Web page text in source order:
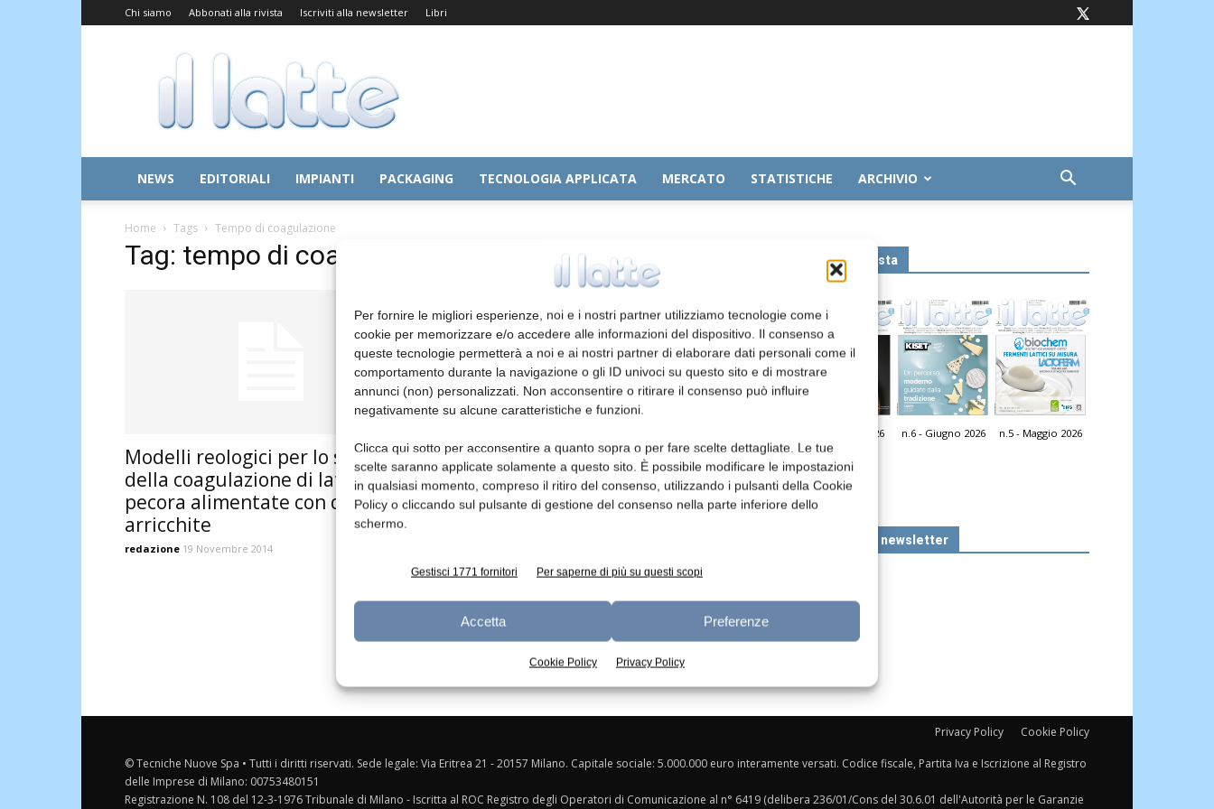
Per fornire le migliori esperienze, noi e i nostri partner utilizziamo tecnologie come i
cookie per memorizzare e/o accedere alle informazioni del dispositivo. Il consenso a
queste tecnologie permetterà a noi e ai nostri partner di elaborare dati personali come il
comportamento durante la navigazione o gli ID univoci su questo sito e di mostrare
annunci (non) personalizzati. Non acconsentire o ritirare il consenso può influire
negativamente su alcune caratteristiche e funzioni.
Clicca qui sotto per acconsentire a quanto sopra o per fare scelte dettagliate. Le tue
scelte saranno applicate solamente a questo sito. È possibile modificare le impostazioni
in qualsiasi momento, compreso il ritiro del consenso, utilizzando i pulsanti della Cookie
Policy o cliccando sul pulsante di gestione del consenso nella parte inferiore dello
schermo.
Gestisci 1771 fornitori Per saperne di più su questi scopi
Accetta Preferenze
Cookie Policy Privacy Policy
Chi siamo Abbonati alla rivista Iscriviti alla newsletter Libri
Il
Latte
NEWS EDITORIALI IMPIANTI PACKAGING TECNOLOGIA APPLICATA MERCATO STATISTICHE ARCHIVIO
Home Tags Tempo di coagulazione
Tag: tempo di coagulazione
Modelli reologici per lo studio
della coagulazione di latte di
pecora alimentate con diete
arricchite
redazione 19 Novembre 2014
Leggi la rivista
n.7 - Luglio 2026 n.6 - Giugno 2026 n.5 - Maggio 2026
Edicola Web
Iscriviti alla newsletter
Privacy Policy Cookie Policy
© Tecniche Nuove Spa • Tutti i diritti riservati. Sede legale: Via Eritrea 21 - 20157 Milano. Capitale sociale: 5.000.000 euro interamente versati. Codice fiscale, Partita Iva e Iscrizione al Registro
delle Imprese di Milano: 00753480151
Registrazione N. 108 del 12-3-1976 Tribunale di Milano - Iscritta al ROC Registro degli Operatori di Comunicazione al n° 6419 (delibera 236/01/Cons del 30.6.01 dell'Autorità per le Garanzie